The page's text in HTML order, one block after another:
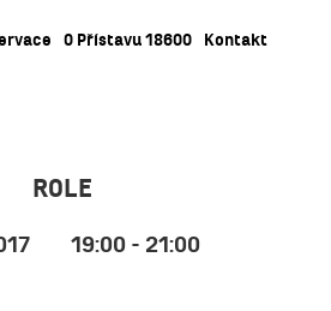
O Přístavu 18600 Kontakt
ROLE
19:00 - 21:00